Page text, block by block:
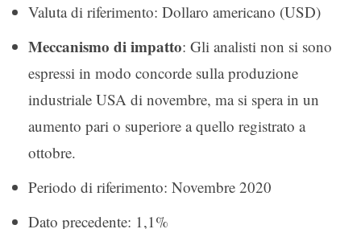
Valuta di riferimento: Dollaro americano (USD)
Meccanismo di impatto: Gli analisti non si sono
espressi in modo concorde sulla produzione
industriale USA di novembre, ma si spera in un
aumento pari o superiore a quello registrato a
ottobre.
Periodo di riferimento: Novembre 2020
Dato precedente: 1,1%